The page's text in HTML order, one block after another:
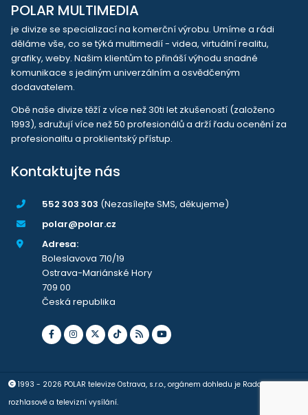
POLAR MULTIMEDIA
je divize se specializací na komerční výrobu. Umíme a rádi
děláme vše, co se týká multimedií - videa, virtuální realitu,
grafiky, weby. Našim klientům to přináší výhodu snadné
komunikace s jediným univerzálním a osvědčeným
dodavatelem.
Obě naše divize těží z více než 30ti let zkušeností (založeno
1993), sdružují více než 50 profesionálů a drží řadu ocenění za
profesionalitu a proklientský přístup.
Kontaktujte nás
552 303 303 (Nezasílejte SMS, děkujeme)
polar@polar.cz
Adresa:
Boleslavova 710/19
Ostrava-Mariánské Hory
709 00
Česká republika
1993 - 2026 POLAR televize Ostrava, s.r.o., orgánem dohledu je Rada pro
rozhlasové a televizní vysílání.